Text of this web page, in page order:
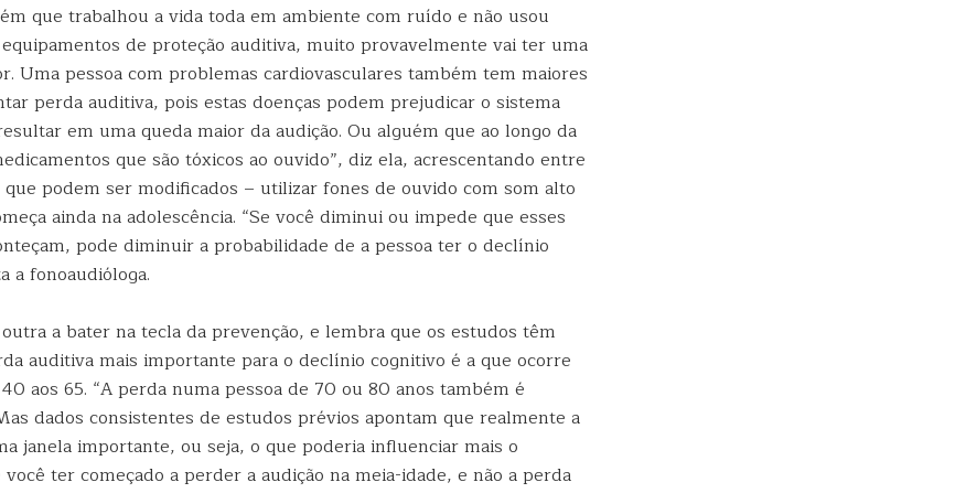
que trabalhou a vida toda em ambiente com ruído e não usou
de proteção auditiva, muito provavelmente vai ter uma
Uma pessoa com problemas cardiovasculares também tem maiores
perda auditiva, pois estas doenças podem prejudicar o sistema
em uma queda maior da audição. Ou alguém que ao longo da
que são tóxicos ao ouvido”, diz ela, acrescentando entre
podem ser modificados – utilizar fones de ouvido com som alto
ainda na adolescência. “Se você diminui ou impede que esses
pode diminuir a probabilidade de a pessoa ter o declínio
a fonoaudióloga.
a bater na tecla da prevenção, e lembra que os estudos têm
auditiva mais importante para o declínio cognitivo é a que ocorre
aos 65. “A perda numa pessoa de 70 ou 80 anos também é
dados consistentes de estudos prévios apontam que realmente a
janela importante, ou seja, o que poderia influenciar mais o
ter começado a perder a audição na meia-idade, e não a perda